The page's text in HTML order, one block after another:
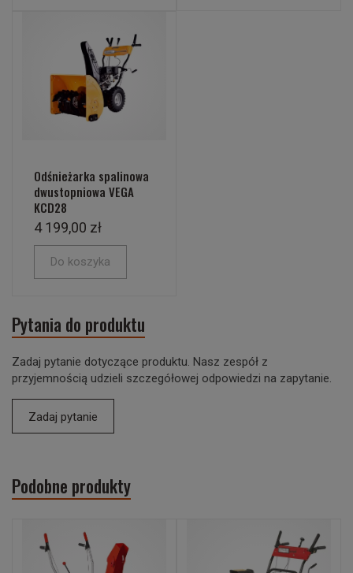
Odśnieżarka spalinowa
dwustopniowa VEGA
KCD28
4 199,00 zł
Do koszyka
Pytania do produktu
Zadaj pytanie dotyczące produktu. Nasz zespół z
przyjemnością udzieli szczegółowej odpowiedzi na zapytanie.
Zadaj pytanie
Podobne produkty